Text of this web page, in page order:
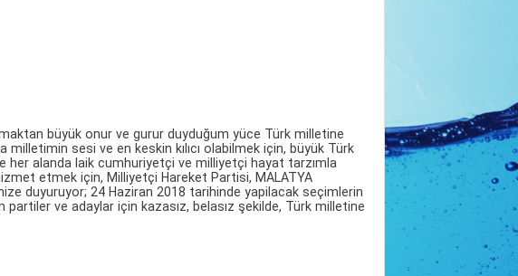
büyük onur ve gurur duyduğum yüce Türk milletine
milletimin sesi ve en keskin kılıcı olabilmek için, büyük Türk
her alanda laik cumhuriyetçi ve milliyetçi hayat tarzımla
etmek için, Milliyetçi Hareket Partisi, MALATYA
duyuruyor; 24 Haziran 2018 tarihinde yapilacak seçimlerin
ve adaylar için kazasız, belasız şekilde, Türk milletine